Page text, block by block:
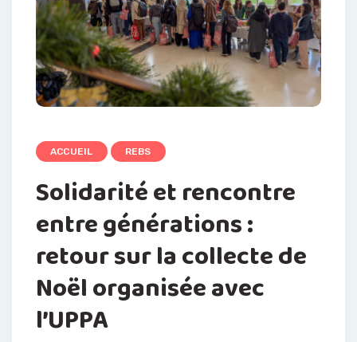
ACCUEIL REBS
Solidarité et rencontre
entre générations :
retour sur la collecte de
Noël organisée avec
l’UPPA